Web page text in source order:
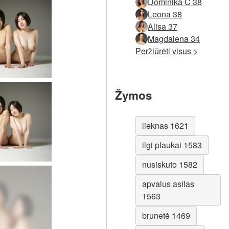
Leona 38
Alisa 37
Magdalena 34
Peržiūrėti visus >
Žymos
lieknas 1621
ilgi plaukai 1583
nusiskuto 1582
apvalus asilas
1563
brunetė 1469